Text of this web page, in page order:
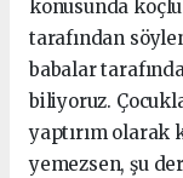
konusunda
tarafından
babalar
biliyoruz.
yaptırım olarak
yemezsen, şu